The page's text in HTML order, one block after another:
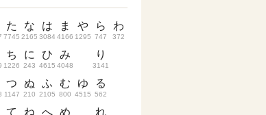
た
7745
ち
1226
つ
1147
て
な
2165
に
243
ぬ
210
ね
は
3084
ひ
4615
ふ
2105
へ
ま
4166
み
4048
む
800
め
や
1295
ゆ
4515
ら
747
り
3141
る
562
れ
わ
372